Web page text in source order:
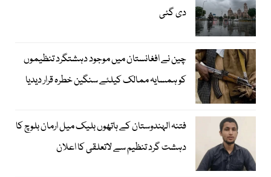
دی گئی
چین نے افغانستان میں موجود دہشتگرد تنظیموں
کو ہمسایہ ممالک کیلئے سنگین خطرہ قرار دیدیا
فتنہ الہندوستان کے ہاتھوں بلیک میل ارمان بلوچ کا
دہشت گرد تنظیم سے لاتعلقی کا اعلان